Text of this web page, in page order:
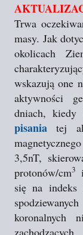
Trwa
masy. Jak
okolicach
wskazują one
aktywności
dniach, kiedy
pisania tej
3,5nT,
protonów/cm3
się na
koronalnych